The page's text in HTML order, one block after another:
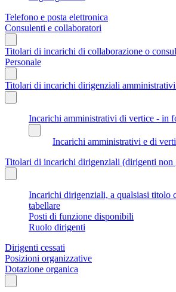
Telefono e posta elettronica
Consulenti e collaboratori
Titolari di incarichi di collaborazione o
Personale
Titolari di incarichi dirigenziali
Incarichi amministrativi di vertice - in
Incarichi amministrativi e di
Titolari di incarichi dirigenziali (dirigenti non
Incarichi dirigenziali, a qualsiasi titolo
tabellare
Posti di funzione disponibili
Ruolo dirigenti
Dirigenti cessati
Posizioni organizzative
Dotazione organica